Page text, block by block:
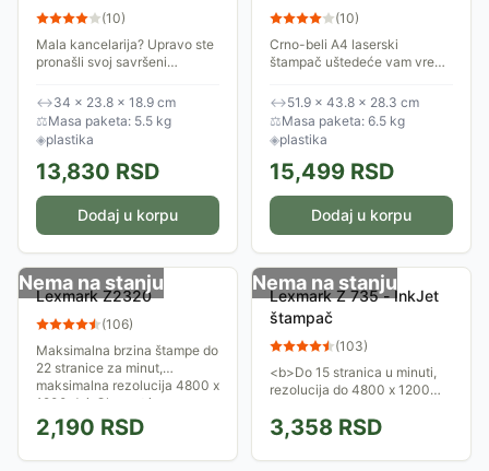
(10)
Mala kancelarija? Upravo ste
pronašli svoj savršeni
dimenzija, štampa do 20
stranica u minutu a prvu
stranicu za manje od...
↔34 × 23.8 × 18.9 cm
⚖Masa paketa: 5.5 kg
◈plastika
13,830 RSD
Dodaj u korpu
štampom HLL2402DYJ1
(10)
Crno-beli A4 laserski
štampač uštedeće vam vreme
automatsku obostranu
štampu i veliki kapacitet
papira. Povećajte...
↔51.9 × 43.8 × 28.3 cm
⚖Masa paketa: 6.5 kg
◈plastika
15,499 RSD
Dodaj u korpu
Nema na stanju
Lexmark Z2320
(106)
Maksimalna brzina štampe do
22 stranice za minut,
maksimalna rezolucija 4800 x
1200 dpi. Okrenut je
korisncima koji traže
pristupačan, kvalitetan, i...
2,190 RSD
Nema na stanju
Lexmark Z 735 - InkJet
štampač
(103)
<b>Do 15 stranica u minuti,
rezolucija do 4800 x 1200
3,358 RSD